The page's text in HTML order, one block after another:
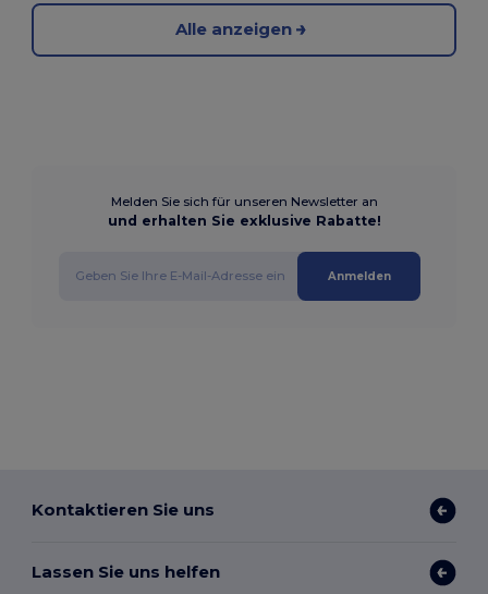
Alle anzeigen
Melden Sie sich für unseren Newsletter an
und erhalten Sie exklusive Rabatte!
Anmelden
Kontaktieren Sie uns
Lassen Sie uns helfen